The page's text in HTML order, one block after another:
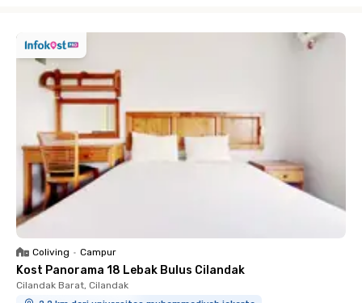
Coliving • Campur
Kost Panorama 18 Lebak Bulus Cilandak
Cilandak Barat, Cilandak